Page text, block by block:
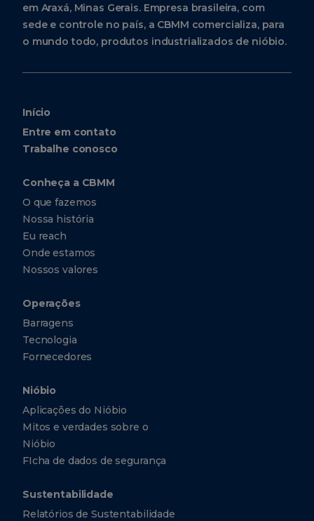
em Araxá, Minas Gerais. Empresa brasileira, com
sede e controle no país, a CBMM comercializa, para
o mundo todo, produtos industrializados de nióbio.
Início
Entre em contato
Trabalhe conosco
Conheça a CBMM
O que fazemos
Nossa história
Eu reach
Onde estamos
Nossos valores
Operações
Barragens
Tecnologia
Fornecedores
Nióbio
Aplicações do Nióbio
Mitos e verdades sobre o
Nióbio
FIcha de dados de segurança
Sustentabilidade
Relatórios de Sustentabilidade